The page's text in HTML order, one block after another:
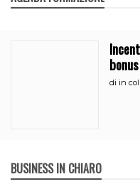
di in
BUSINESS IN CHIARO